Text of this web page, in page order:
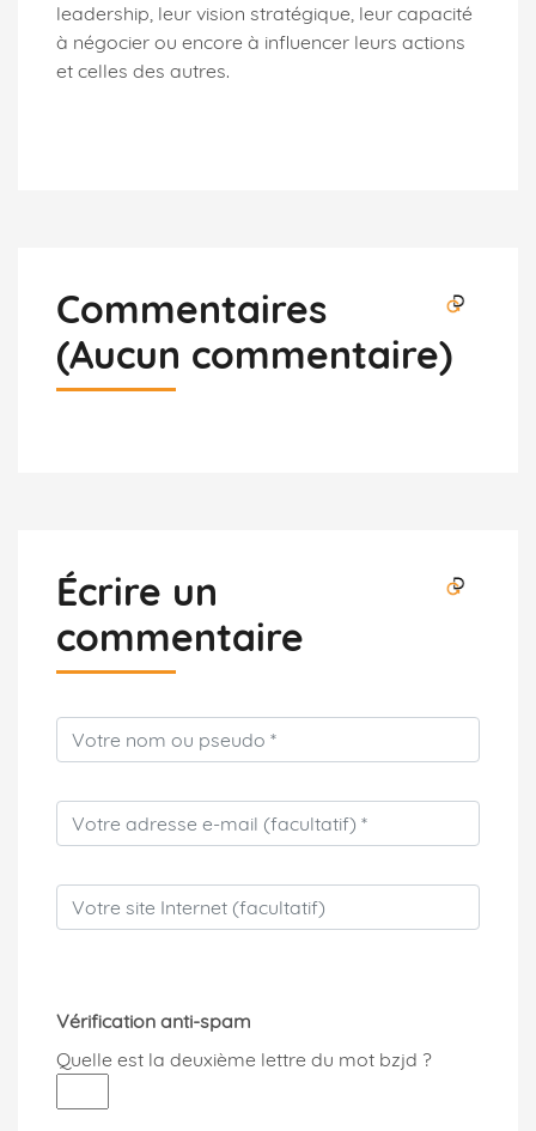
leadership, leur vision stratégique, leur capacité
à négocier ou encore à influencer leurs actions
et celles des autres.
Commentaires
(Aucun commentaire)
Écrire un
commentaire
Vérification anti-spam
Quelle est la deuxième lettre du mot bzjd ?